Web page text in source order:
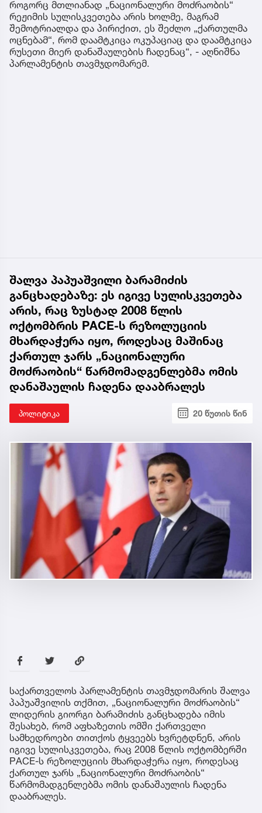
როგორც მთლიანად „ნაციონალური მოძრაობის“
რეჟიმის სულისკვეთება არის ხოლმე, მაგრამ
შემოტრიალდა და პირიქით, ეს შეძლო „ქართულმა
ოცნებამ“, რომ დაამტკიცა ოკუპაციაც და დაამტკიცა
რუსეთი მიერ დანაშაულების ჩადენაც“, - აღნიშნა
პარლამენტის თავმჯდომარემ.
შალვა პაპუაშვილი ბარამიძის
განცხადებაზე: ეს იგივე სულისკვეთება
არის, რაც ზუსტად 2008 წლის
ოქტომბრის PACE-ს რეზოლუციის
მხარდაჭერა იყო, როდესაც მაშინაც
ქართულ ჯარს „ნაციონალური
მოძრაობის“ წარმომადგენლებმა ომის
დანაშაულის ჩადენა დააბრალეს
პოლიტიკა 20 წუთის წინ
საქართველოს პარლამენტის თავმჯდომარის შალვა
პაპუაშვილის თქმით, „ნაციონალური მოძრაობის“
ლიდერის გიორგი ბარამიძის განცხადება იმის
შესახებ, რომ აფხაზეთის ომში ქართველი
სამხედროები თითქოს ტყვეებს ხვრეტდნენ, არის
იგივე სულისკვეთება, რაც 2008 წლის ოქტომბერში
PACE-ს რეზოლუციის მხარდაჭერა იყო, როდესაც
ქართულ ჯარს „ნაციონალური მოძრაობის“
წარმომადგენლებმა ომის დანაშაულის ჩადენა
დააბრალეს.